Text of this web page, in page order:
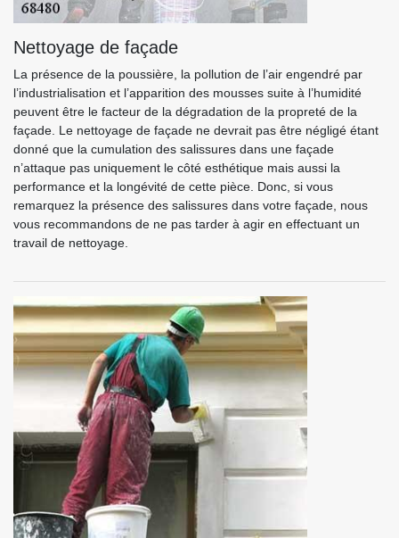
Nettoyage de façade
La présence de la poussière, la pollution de l’air engendré par
l’industrialisation et l’apparition des mousses suite à l’humidité
peuvent être le facteur de la dégradation de la propreté de la
façade. Le nettoyage de façade ne devrait pas être négligé étant
donné que la cumulation des salissures dans une façade
n’attaque pas uniquement le côté esthétique mais aussi la
performance et la longévité de cette pièce. Donc, si vous
remarquez la présence des salissures dans votre façade, nous
vous recommandons de ne pas tarder à agir en effectuant un
travail de nettoyage.